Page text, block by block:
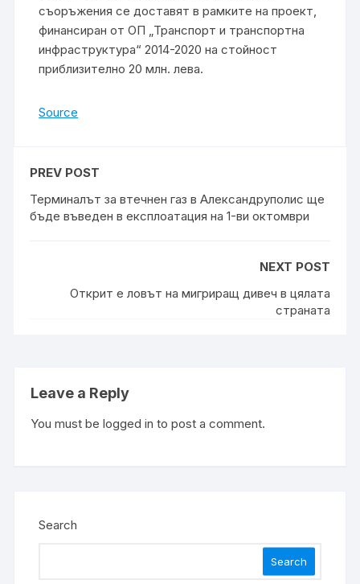
съоръжения се доставят в рамките на проект,
финансиран от ОП „Транспорт и транспортна
инфраструктура“ 2014-2020 на стойност
приблизително 20 млн. лева.
Source
PREV POST
Терминалът за втечнен газ в Александруполис ще
бъде въведен в експлоатация на 1-ви октомври
NEXT POST
Открит е ловът на мигриращ дивеч в цялата
страната
Leave a Reply
You must belogged in to post a comment.
Search
Search